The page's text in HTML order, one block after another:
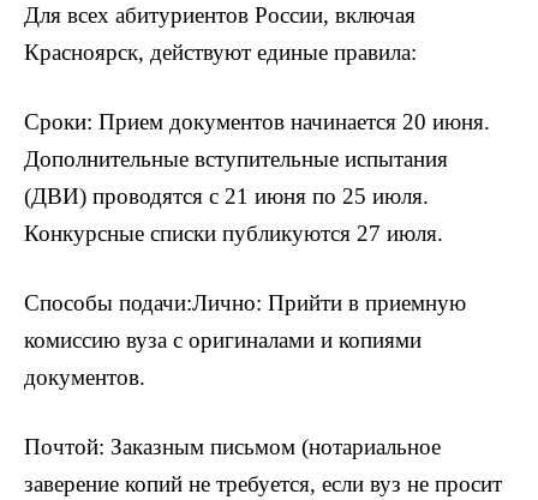
Для всех абитуриентов России, включая
Красноярск, действуют единые правила:
Сроки: Прием документов начинается 20 июня.
Дополнительные вступительные испытания
(ДВИ) проводятся с 21 июня по 25 июля.
Конкурсные списки публикуются 27 июля.
Способы подачи:Лично: Прийти в приемную
комиссию вуза с оригиналами и копиями
документов.
Почтой: Заказным письмом (нотариальное
заверение копий не требуется, если вуз не просит